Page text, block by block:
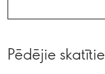
Pēdējie skatītie